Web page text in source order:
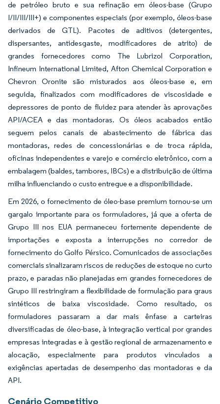
de petróleo bruto e sua refinação em óleos-base (Grupo
I/II/III/III+) e componentes especiais (por exemplo, óleos-base
derivados de GTL). Pacotes de aditivos (detergentes,
dispersantes, antidesgaste, modificadores de atrito) de
grandes fornecedores como The Lubrizol Corporation,
Infineum International Limited, Afton Chemical Corporation e
Chevron Oronite são misturados aos óleos-base e, em
seguida, finalizados com modificadores de viscosidade e
depressores de ponto de fluidez para atender às aprovações
API/ACEA e das montadoras. Os óleos acabados então
seguem pelos canais de abastecimento de fábrica das
montadoras, redes de concessionárias e de troca rápida,
oficinas independentes e varejo e comércio eletrônico, com a
embalagem (baldes, tambores, IBCs) e a distribuição de última
milha influenciando o custo entregue e a disponibilidade.
Em 2026, o fornecimento de óleo-base premium tornou-se um
gargalo importante para os formuladores, já que a oferta de
Grupo III nos EUA permaneceu fortemente dependente de
importações e exposta a interrupções no corredor de
fornecimento do Golfo Pérsico. Comunicados de associações
comerciais sinalizaram riscos de reduções de estoque no curto
prazo, e paradas não planejadas em grandes fornecedores de
Grupo III restringiram a flexibilidade de formulação para graus
sintéticos de baixa viscosidade. Como resultado, os
formuladores passaram a dar mais ênfase a carteiras
diversificadas de óleo-base, à integração vertical por grandes
empresas integradas e à gestão regional de armazenamento e
alocação, especialmente para produtos vinculados a
exigências apertadas de desempenho das montadoras e da
API.
Cenário Competitivo